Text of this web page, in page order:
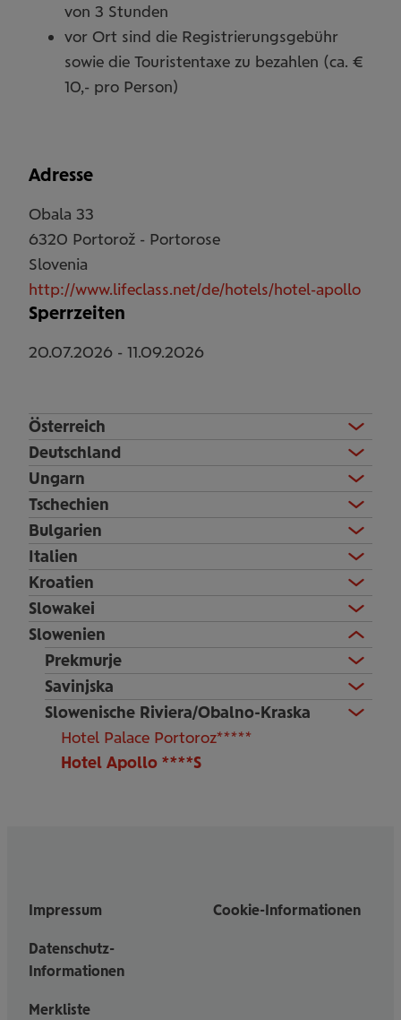
Österreich
Deutschland
Ungarn
Tschechien
Bulgarien
Italien
Kroatien
Slowakei
Slowenien
Prekmurje
Savinjska
Slowenische Riviera/Obalno-Kraska
Hotel Palace Portoroz*****
Hotel Apollo ****S
von 3 Stunden
vor Ort sind die Registrierungsgebühr
sowie die Touristentaxe zu bezahlen (ca. €
10,- pro Person)
Adresse
Obala 33
6320 Portorož - Portorose
Slovenia
http://www.lifeclass.net/de/hotels/hotel-apollo
Sperrzeiten
20.07.2026 - 11.09.2026
Impressum
Datenschutz-
Informationen
Cookie-Informationen
Merkliste